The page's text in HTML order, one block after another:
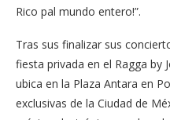
Rico pal mundo entero!”.
Tras sus finalizar sus
fiesta privada en el Ragga by
ubica en la Plaza Antara en
exclusivas de la Ciudad de